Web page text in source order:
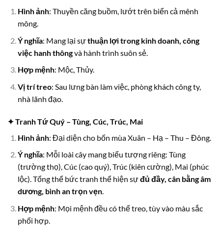
Hình ảnh: Thuyền căng buồm, lướt trên biển cả mênh
mông.
Ý nghĩa: Mang lại sựthuận lợi trong kinh doanh, công
việc hanh thôngvà hành trình suôn sẻ.
Hợp mệnh: Mộc, Thủy.
Vị trí treo: Sau lưng bàn làm việc, phòng khách công ty,
nhà lãnh đạo.
✦ Tranh Tứ Quý – Tùng, Cúc, Trúc, Mai
Hình ảnh: Đại diện cho bốn mùa Xuân – Hạ – Thu – Đông.
Ý nghĩa: Mỗi loài cây mang biểu tượng riêng: Tùng
(trường thọ), Cúc (cao quý), Trúc (kiên cường), Mai (phúc
lộc). Tổng thể bức tranh thể hiện sựđủ đầy, cân bằng âm
dương, bình an trọn vẹn.
Hợp mệnh: Mọi mệnh đều có thể treo, tùy vào màu sắc
phối hợp.